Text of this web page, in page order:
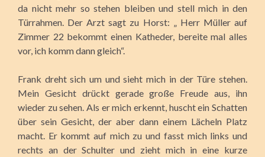
da nicht mehr so stehen bleiben und stell mich in den
Türrahmen. Der Arzt sagt zu Horst: „ Herr Müller auf
Zimmer 22 bekommt einen Katheder, bereite mal alles
vor, ich komm dann gleich“.
Frank dreht sich um und sieht mich in der Türe stehen.
Mein Gesicht drückt gerade große Freude aus, ihn
wieder zu sehen. Als er mich erkennt, huscht ein Schatten
über sein Gesicht, der aber dann einem Lächeln Platz
macht. Er kommt auf mich zu und fasst mich links und
rechts an der Schulter und zieht mich in eine kurze